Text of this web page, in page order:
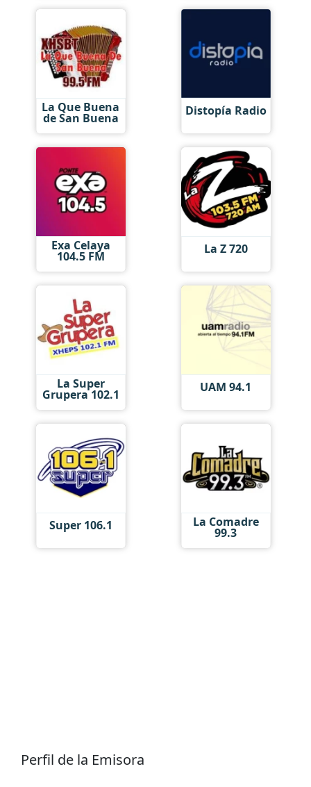
La Que Buena
de San Buena Distopía Radio
Exa Celaya
104.5 FM La Z 720
La Super
Grupera 102.1 UAM 94.1
Super 106.1 La Comadre
99.3
Perfil de la Emisora